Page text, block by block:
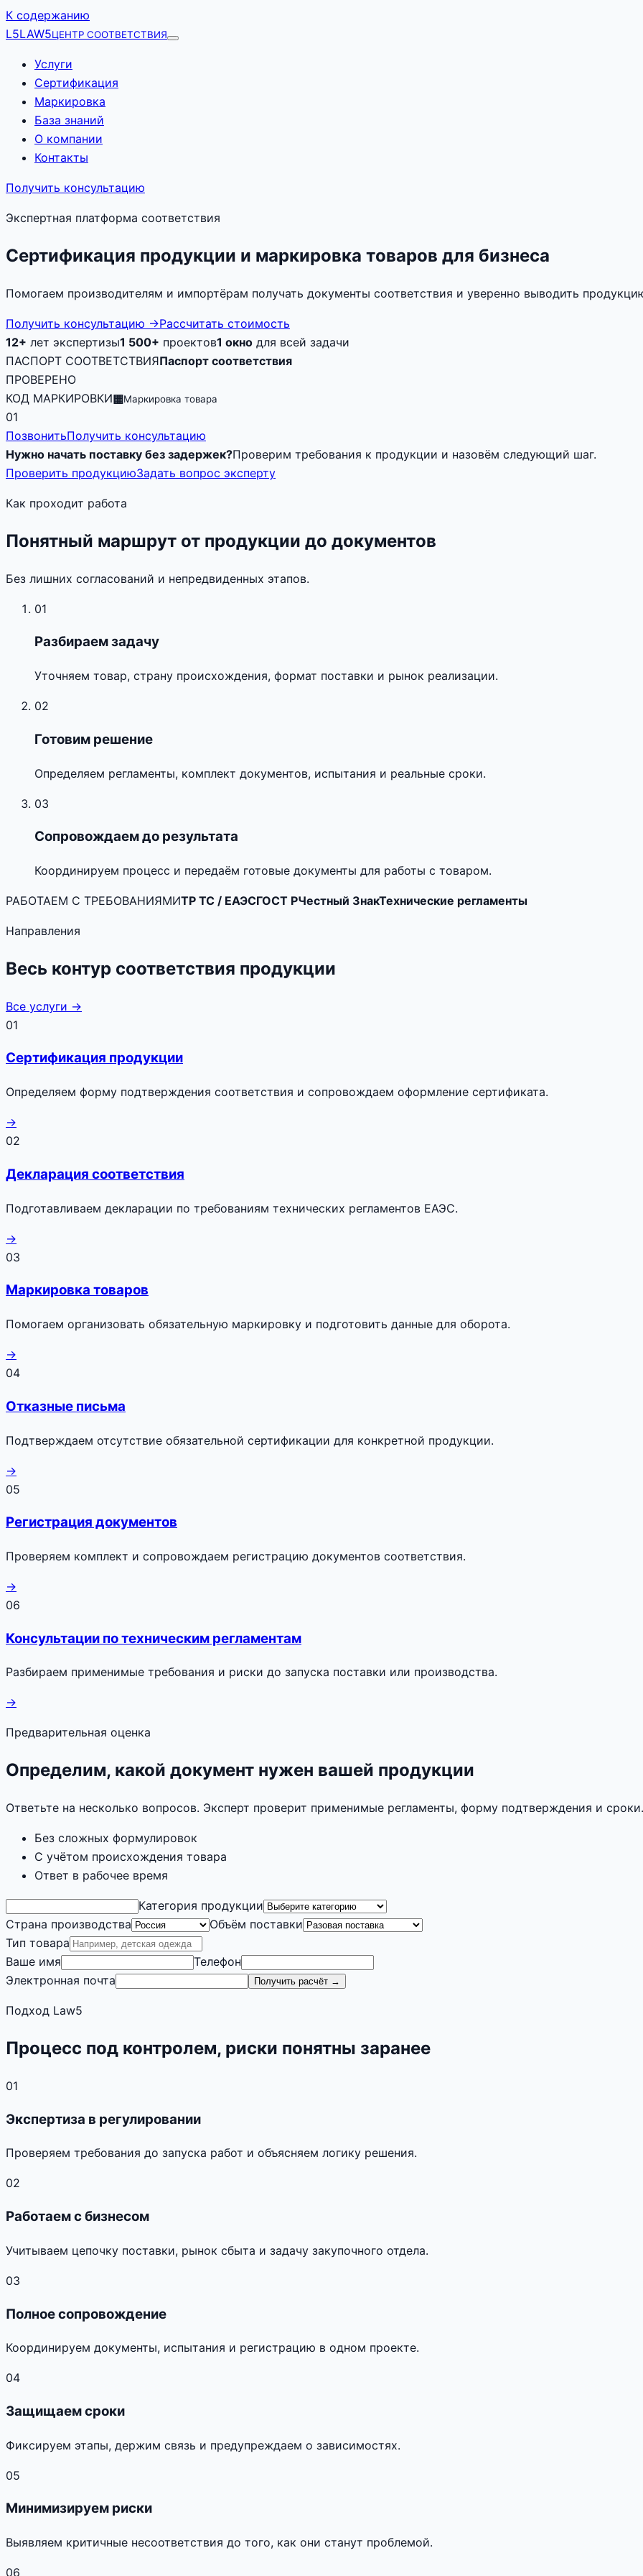
К содержанию
L5LAW5ЦЕНТР СООТВЕТСТВИЯ
Услуги
Сертификация
Маркировка
База знаний
О компании
Контакты
Получить консультацию
Экспертная платформа соответствия
Сертификация продукции и маркировка товаров для бизнеса
Помогаем производителям и импортёрам получать документы соответствия и уверенно выводить
Получить консультацию →Рассчитать стоимость
12+ лет экспертизы1 500+ проектов1 окно для всей задачи
ПАСПОРТ СООТВЕТСТВИЯПаспорт соответствия
ПРОВЕРЕНО
КОД МАРКИРОВКИ▦Маркировка товара
01
ПозвонитьПолучить консультацию
Нужно начать поставку без задержек?Проверим требования к продукции и назовём следующий шаг.
Проверить продукциюЗадать вопрос эксперту
Как проходит работа
Понятный маршрут от продукции до документов
Без лишних согласований и непредвиденных этапов.
01
Разбираем задачу
Уточняем товар, страну происхождения, формат поставки и рынок реализации.
02
Готовим решение
Определяем регламенты, комплект документов, испытания и реальные сроки.
03
Сопровождаем до результата
Координируем процесс и передаём готовые документы для работы с товаром.
РАБОТАЕМ С ТРЕБОВАНИЯМИТР ТС / ЕАЭСГОСТ РЧестный ЗнакТехнические регламенты
Направления
Весь контур соответствия продукции
Все услуги →
01
Сертификация продукции
Определяем форму подтверждения соответствия и сопровождаем оформление сертификата.
→
02
Декларация соответствия
Подготавливаем декларации по требованиям технических регламентов ЕАЭС.
→
03
Маркировка товаров
Помогаем организовать обязательную маркировку и подготовить данные для оборота.
→
04
Отказные письма
Подтверждаем отсутствие обязательной сертификации для конкретной продукции.
→
05
Регистрация документов
Проверяем комплект и сопровождаем регистрацию документов соответствия.
→
06
Консультации по техническим регламентам
Разбираем применимые требования и риски до запуска поставки или производства.
→
Предварительная оценка
Определим, какой документ нужен вашей продукции
Ответьте на несколько вопросов. Эксперт проверит применимые регламенты, форму подтверждения и сроки.
Без сложных формулировок
С учётом происхождения товара
Ответ в рабочее время
Категория продукции
Страна производства
Объём поставки
Тип товара
Ваше имя
Телефон
Электронная почта
Получить расчёт →
Подход Law5
Процесс под контролем, риски понятны заранее
01
Экспертиза в регулировании
Проверяем требования до запуска работ и объясняем логику решения.
02
Работаем с бизнесом
Учитываем цепочку поставки, рынок сбыта и задачу закупочного отдела.
03
Полное сопровождение
Координируем документы, испытания и регистрацию в одном проекте.
04
Защищаем сроки
Фиксируем этапы, держим связь и предупреждаем о зависимостях.
05
Минимизируем риски
Выявляем критичные несоответствия до того, как они станут проблемой.
06